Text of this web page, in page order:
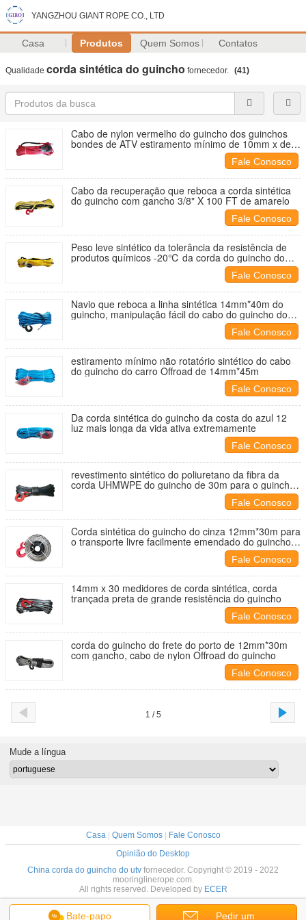
YANGZHOU GIANT ROPE CO., LTD
Casa Produtos Quem Somos Contatos
Qualidade corda sintética do guincho fornecedor. (41)
Cabo de nylon vermelho do guincho dos guinchos
bondes de ATV estiramento mínimo de 10mm x de
Fale Conosco
Cabo da recuperação que reboca a corda sintética
do guincho com gancho 3/8" X 100 FT de amarelo
Fale Conosco
Peso leve sintético da tolerância da resistência de
produtos químicos -20℃ da corda do guincho do
Fale Conosco
Navio que reboca a linha sintética 14mm*40m do
guincho, manipulação fácil do cabo do guincho do
Fale Conosco
estiramento mínimo não rotatório sintético do cabo
do guincho do carro Offroad de 14mm*45m
Fale Conosco
Da corda sintética do guincho da costa do azul 12
luz mais longa da vida ativa extremamente
Fale Conosco
revestimento sintético do poliuretano da fibra da
corda UHMWPE do guincho de 30m para o guincho
Fale Conosco
Corda sintética do guincho do cinza 12mm*30m para
o transporte livre facilmente emendado do guincho
Fale Conosco
14mm x 30 medidores de corda sintética, corda
trançada preta de grande resistência do guincho
Fale Conosco
corda do guincho do frete do porto de 12mm*30m
com gancho, cabo de nylon Offroad do guincho
Fale Conosco
1 / 5
Bate-papo Pedir um
Mude a língua
Casa| Quem Somos|
Fale Conosco
Opinião do Desktop
China corda do guincho do utv fornecedor. Copyright © 2019 - 2022
mooringlinerope.com.
All rights reserved. Developed by ECER